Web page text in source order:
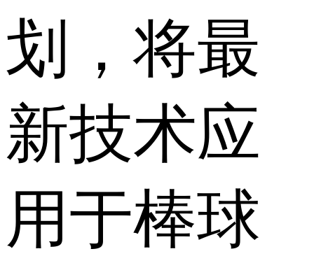
划，将最
新技术应
用于棒球